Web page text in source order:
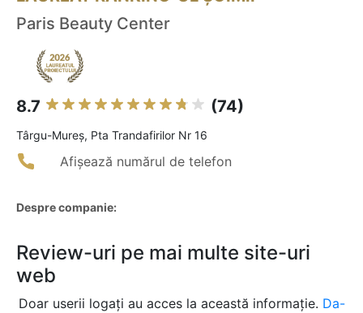
Paris Beauty Center
8.7 (74)
Târgu-Mureş, Pta Trandafirilor Nr 16
Afișează numărul de telefon
Despre companie:
Review-uri pe mai multe site-uri
web
Doar userii logați au acces la această informație. Da-